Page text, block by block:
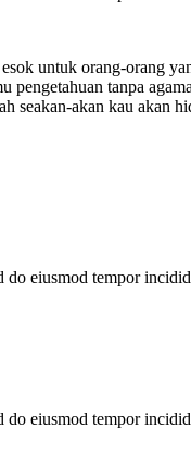
untuk orang-orang
pengetahuan tanpa
seakan-akan kau akan
eiusmod tempor
eiusmod tempor